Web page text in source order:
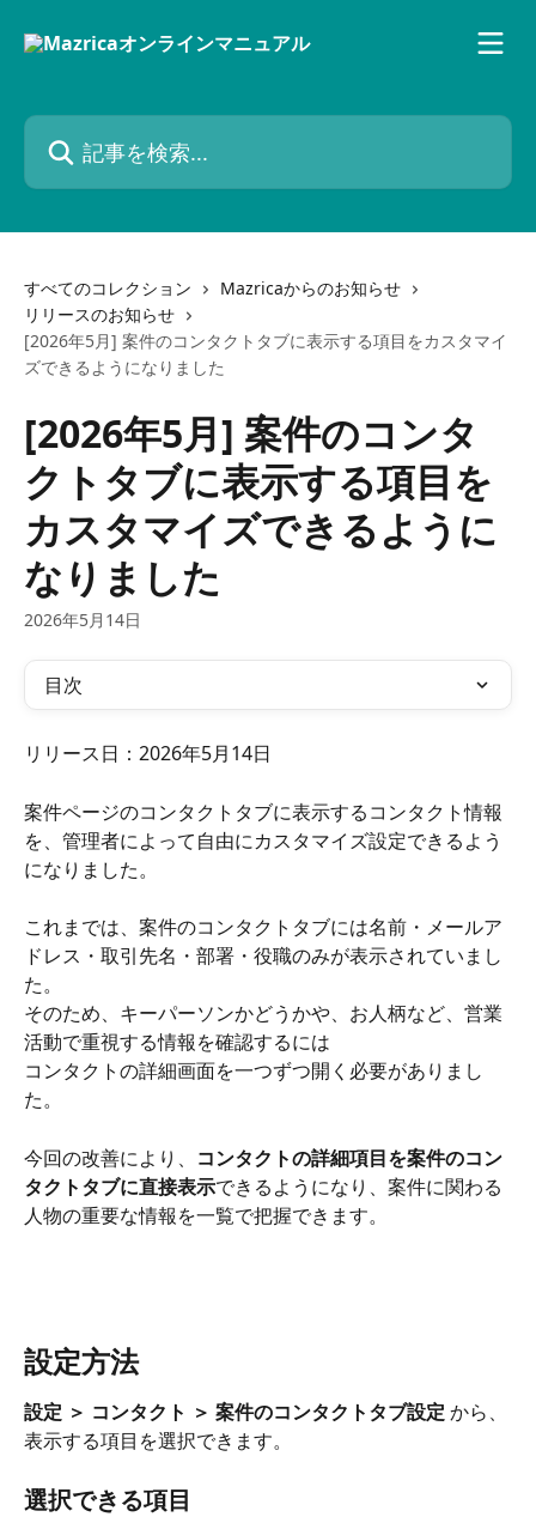
記事を検索...
すべてのコレクション
Mazricaからのお知らせ
リリースのお知らせ
[2026年5月] 案件のコンタクトタブに表示する項目をカスタマイ
ズできるようになりました
[2026年5月] 案件のコンタ
クトタブに表示する項目を
カスタマイズできるように
なりました
2026年5月14日
目次
リリース日：2026年5月14日
案件ページのコンタクトタブに表示するコンタクト情報
を、管理者によって自由にカスタマイズ設定できるよう
になりました。
これまでは、案件のコンタクトタブには名前・メールア
ドレス・取引先名・部署・役職のみが表示されていまし
た。
そのため、キーパーソンかどうかや、お人柄など、営業
活動で重視する情報を確認するには
コンタクトの詳細画面を一つずつ開く必要がありまし
た。
今回の改善により、 コンタクトの詳細項目を案件のコン
タクトタブに直接表示できるようになり、案件に関わる
人物の重要な情報を一覧で把握できます。
設定方法
設定 ＞ コンタクト ＞ 案件のコンタクトタブ設定 から、
表示する項目を選択できます。
選択できる項目